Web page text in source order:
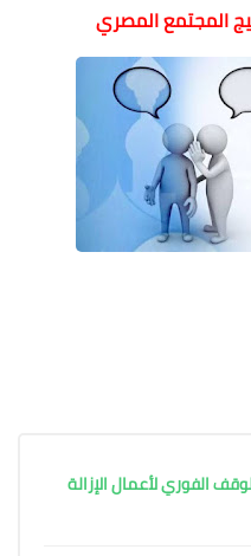
المجتمع المصري
الفوري لأعمال الإزالة